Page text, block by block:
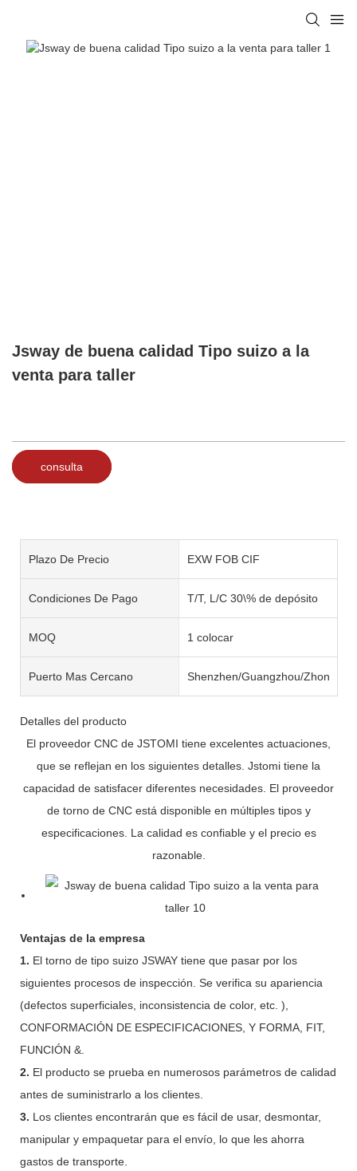
Jsway de buena calidad Tipo suizo a la
venta para taller
consulta
Plazo De Precio EXW FOB CIF
Condiciones De Pago T/T, L/C 30\% de depósito
MOQ 1 colocar
Puerto Mas Cercano Shenzhen/Guangzhou/
Detalles del producto
El proveedor CNC de JSTOMI tiene excelentes actuaciones,
que se reflejan en los siguientes detalles. Jstomi tiene la
capacidad de satisfacer diferentes necesidades. El proveedor
de torno de CNC está disponible en múltiples tipos y
especificaciones. La calidad es confiable y el precio es
razonable.
Ventajas de la empresa
1. El torno de tipo suizo JSWAY tiene que pasar por los
siguientes procesos de inspección. Se verifica su apariencia
(defectos superficiales, inconsistencia de color, etc. ),
CONFORMACIÓN DE ESPECIFICACIONES, Y FORMA, FIT,
FUNCIÓN &.
2. El producto se prueba en numerosos parámetros de calidad
antes de suministrarlo a los clientes.
3. Los clientes encontrarán que es fácil de usar, desmontar,
manipular y empaquetar para el envío, lo que les ahorra
gastos de transporte.